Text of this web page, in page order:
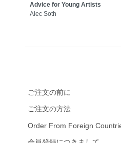
Advice for Young Artists
Alec Soth
ご注文の前に
ご注文の方法
Order From Foreign